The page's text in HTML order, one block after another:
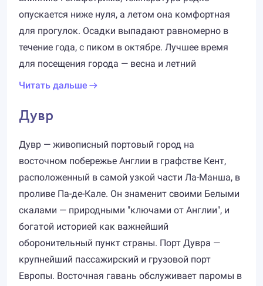
опускается ниже нуля, а летом она комфортная
для прогулок. Осадки выпадают равномерно в
течение года, с пиком в октябре. Лучшее время
для посещения города — весна и летний
Читать дальше
Дувр
Дувр — живописный портовый город на
восточном побережье Англии в графстве Кент,
расположенный в самой узкой части Ла-Манша, в
проливе Па-де-Кале. Он знаменит своими Белыми
скалами — природными "ключами от Англии", и
богатой историей как важнейший
оборонительный пункт страны. Порт Дувра —
крупнейший пассажирский и грузовой порт
Европы. Восточная гавань обслуживает паромы в